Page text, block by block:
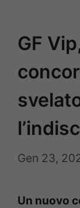
GF
Gen 23,
Un nuovo